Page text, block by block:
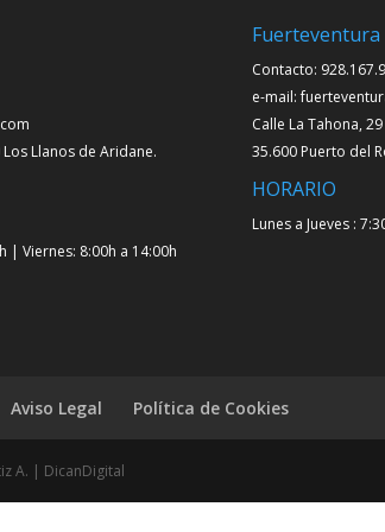
Llanos de Aridane.
| Viernes: 8:00h a 14:00h
Fuerteventura
Contacto:
e-mail:
Calle La Tahona,
35.600 Puerto del
HORARIO
Lunes a Jueves :
Aviso Legal Política de Cookies
A. | DicanDigital